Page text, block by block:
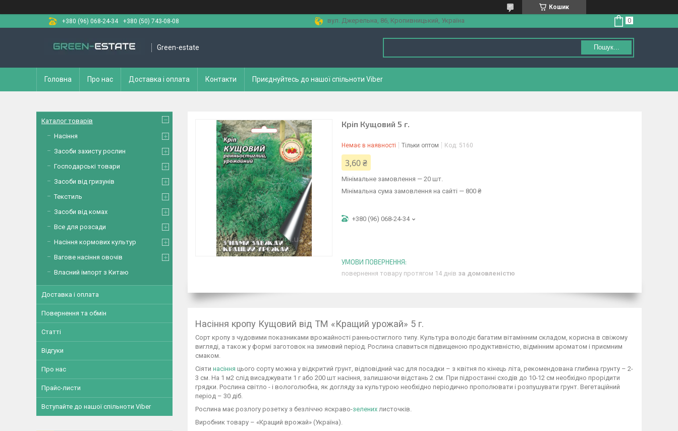
Кошик
+380 (96) 068-24-34
+380 (50) 743-08-08 вул. Джерельна, 86, Кропивницький, Україна
Green-estate Пошук...
Головна Про нас Доставка і оплата Контакти Приєднуйтесь до нашої спільноти Viber
Кріп Кущовий 5 г.
Немає в наявності Тільки оптом Код: 5160
3,60 ₴
Мінімальне замовлення — 20 шт.
Мінімальна сума замовлення на сайті — 800 ₴
+380 (96) 068-24-34
повернення товару протягом 14 днів за домовленістю
Насіння кропу Кущовий від ТМ «Кращий урожай» 5 г.
Сорт кропу з чудовими показниками врожайності ранньостиглого типу. Культура володіє багатим вітамінним складом, корисна в свіжому
вигляді, а також у формі заготовок на зимовий період. Рослина славиться підвищеною продуктивністю, відмінним ароматом і приємним
смаком.
Сіяти насіння цього сорту можна у відкритий грунт, відповідний час для посадки – з квітня по кінець літа, рекомендована глибина грунту – 2-
3 см. На 1 м2 слід висаджувати 1 г або 200 шт насіння, залишаючи відстань 2 см. При підростанні сходів до 10-12 см необхідно прорідити
грядки. Рослина світло - і вологолюбна, як догляду за культурою необхідно періодично прополювати і розпушувати грунт. Вегетаційний
період – 30 діб.
Рослина має розлогу розетку з безліччю яскраво-зелених листочків.
Виробник товару – «Кращий врожай» (Україна).
Каталог товарів
Насіння
Засоби захисту рослин
Господарські товари
Засоби від гризунів
Текстиль
Засоби від комах
Все для розсади
Насіння кормових культур
Вагове насіння овочів
Власний імпорт з Китаю
Доставка і оплата
Повернення та обмін
Статті
Відгуки
Про нас
Прайс-листи
Вступайте до нашої спільноти Viber